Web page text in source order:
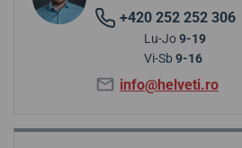
+420 252 252 306
Lu-Jo9-19
Vi-Sb 9-16
info@helveti.ro